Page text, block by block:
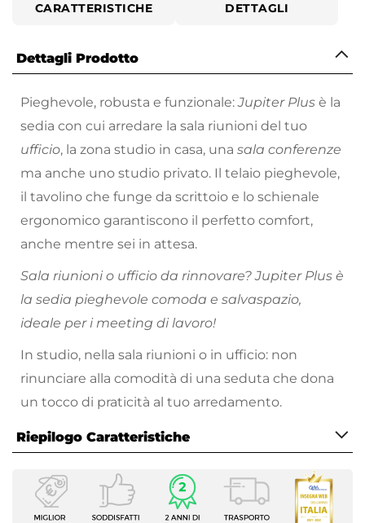
CARATTERISTICHE DETTAGLI
Dettagli Prodotto
Pieghevole, robusta e funzionale:Jupiter Plus è la
sedia con cui arredare la sala riunioni del tuo
ufficio, la zona studio in casa, una sala conferenze
ma anche uno studio privato. Il telaio pieghevole,
il tavolino che funge da scrittoio e lo schienale
ergonomico garantiscono il perfetto comfort,
anche mentre sei in attesa.
Sala riunioni o ufficio da rinnovare? Jupiter Plus è
la sedia pieghevole comoda e salvaspazio,
ideale per i meeting di lavoro!
In studio, nella sala riunioni o in ufficio: non
rinunciare alla comodità di una seduta che dona
un tocco di praticità al tuo arredamento.
Riepilogo Caratteristiche
Caratteristiche
Tipologia